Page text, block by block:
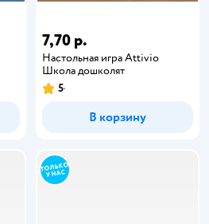
7,70 р.
Настольная игра Attivio
Школа дошколят
5
В корзину